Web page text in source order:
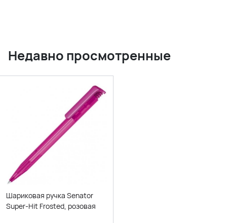
Недавно просмотренные
Шариковая ручка Senator
Super-Hit Frosted, розовая